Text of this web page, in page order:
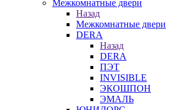
Межкомнатные двери
Назад
Межкомнатные двери
DERA
Назад
DERA
ПЭТ
INVISIBLE
ЭКОШПОН
ЭМАЛЬ